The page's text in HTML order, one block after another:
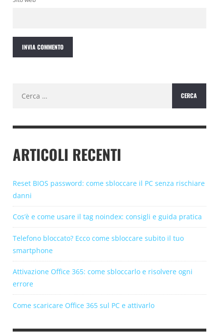
per:
ARTICOLI RECENTI
Reset BIOS password: come sbloccare il PC senza rischiare
danni
Cos’è e come usare il tag noindex: consigli e guida pratica
Telefono bloccato? Ecco come sbloccare subito il tuo
smartphone
Attivazione Office 365: come sbloccarlo e risolvere ogni
errore
Come scaricare Office 365 sul PC e attivarlo